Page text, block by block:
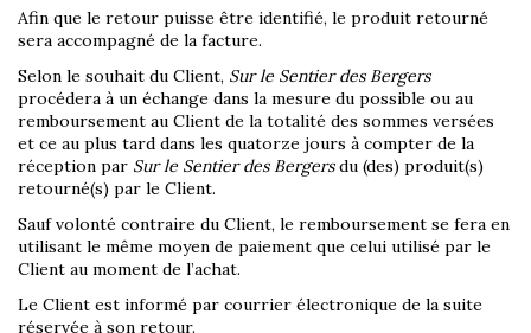
Afin que le retour puisse être identifié, le produit retourné
sera accompagné de la facture.
Selon le souhait du Client, Sur le Sentier des Bergers
procédera à un échange dans la mesure du possible ou au
remboursement au Client de la totalité des sommes versées
et ce au plus tard dans les quatorze jours à compter de la
réception par Sur le Sentier des Bergersdu (des) produit(s)
retourné(s) par le Client.
Sauf volonté contraire du Client, le remboursement se fera en
utilisant le même moyen de paiement que celui utilisé par le
Client au moment de l’achat.
Le Client est informé par courrier électronique de la suite
réservée à son retour.